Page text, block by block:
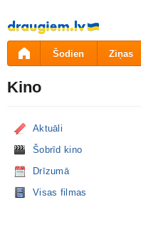
Pāriet
uz
saturu
Šodien Ziņas
Kino
Aktuāli
Šobrīd kino
Drīzumā
Visas filmas